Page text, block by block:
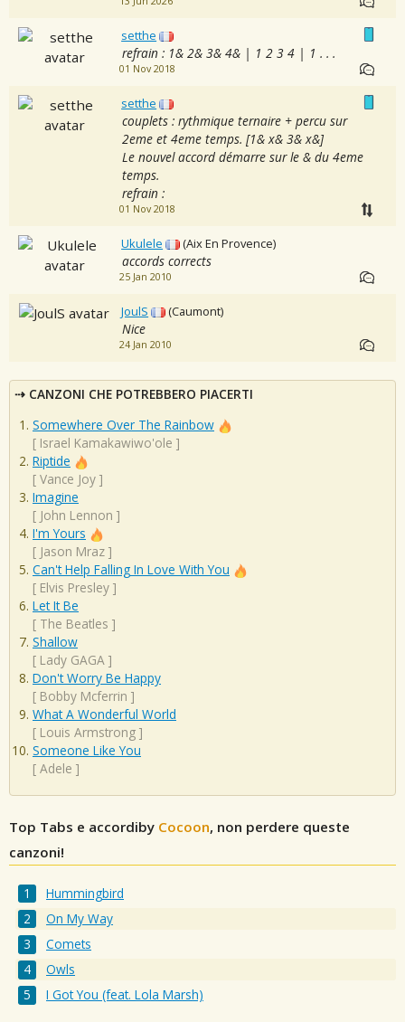
setthe
refrain : 1& 2& 3& 4& | 1 2 3 4 | 1 . . .
01 Nov 2018
setthe
couplets : rythmique ternaire + percu sur
2eme et 4eme temps. [1& x& 3& x&]
Le nouvel accord démarre sur le & du 4eme
temps.
refrain :
01 Nov 2018
Ukulele (Aix En Provence)
accords corrects
25 Jan 2010
JoulS (Caumont)
Nice
24 Jan 2010
CANZONI CHE POTREBBERO PIACERTI
Somewhere Over The Rainbow
[ Israel Kamakawiwo'ole ]
Riptide
[ Vance Joy ]
Imagine
[ John Lennon ]
I'm Yours
[ Jason Mraz ]
Can't Help Falling In Love With You
[ Elvis Presley ]
Let It Be
[ The Beatles ]
Shallow
[ Lady GAGA ]
Don't Worry Be Happy
[ Bobby Mcferrin ]
What A Wonderful World
[ Louis Armstrong ]
Someone Like You
[ Adele ]
Top Tabs e accordiby Cocoon, non perdere queste
canzoni!
Hummingbird
On My Way
Comets
Owls
I Got You (feat. Lola Marsh)